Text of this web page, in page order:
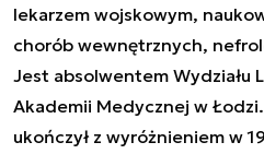
lekarzem wojskowym,
chorób wewnętrznych,
Jest absolwentem Wydziału
Akademii Medycznej w
ukończył z wyróżnieniem w